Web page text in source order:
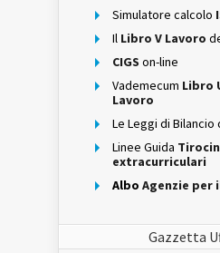
Simulatore calcolo
Il Libro V Lavoro
CIGS on-line
Vademecum Libro
Lavoro
Le Leggi di Bilancio
Linee Guida
extracurriculari
Albo Agenzie per
Gazzetta